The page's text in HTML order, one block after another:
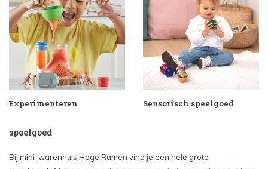
Experimenteren Sensorisch speelgoed
speelgoed
Bij mini-warenhuis Hoge Ramen vind je een hele grote